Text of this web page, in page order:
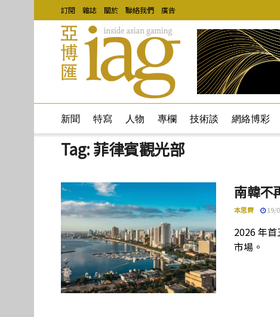
訂閱 雜誌 關於 聯絡我們 廣告
新聞 特寫 人物 專欄 技術談 網絡博彩
Tag:菲律賓觀光部
南韓不
本思齊 19/
2026 年
市場。